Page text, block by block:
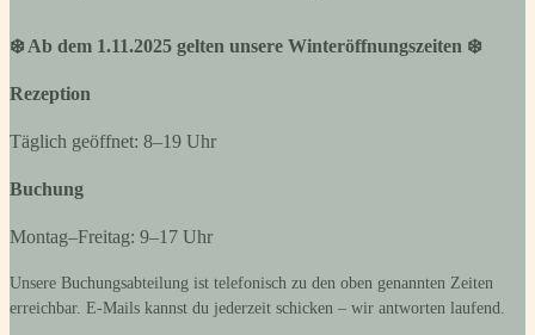
❄️ Ab dem 1.11.2025 gelten unsere Winteröffnungszeiten ❄️
Rezeption
Täglich geöffnet: 8–19 Uhr
Buchung
Montag–Freitag: 9–17 Uhr
Unsere Buchungsabteilung ist telefonisch zu den oben genannten Zeiten
erreichbar. E-Mails kannst du jederzeit schicken – wir antworten laufend.